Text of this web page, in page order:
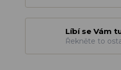
Líbí se Vám
Řekněte to